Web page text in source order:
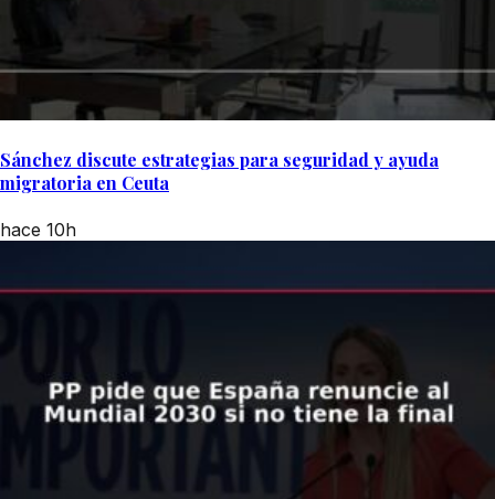
Sánchez discute estrategias para seguridad y ayuda
migratoria en Ceuta
hace 10h